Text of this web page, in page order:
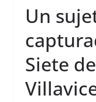
Un
Siete